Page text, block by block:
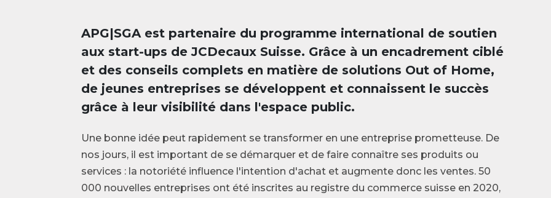
APG|SGA est partenaire du programme international de soutien
aux start-ups de JCDecaux Suisse. Grâce à un encadrement ciblé
et des conseils complets en matière de solutions Out of Home,
de jeunes entreprises se développent et connaissent le succès
grâce à leur visibilité dans l'espace public.
Une bonne idée peut rapidement se transformer en une entreprise prometteuse. De
nos jours, il est important de se démarquer et de faire connaître ses produits ou
services : la notoriété influence l'intention d'achat et augmente donc les ventes. 50
000 nouvelles entreprises ont été inscrites au registre du commerce suisse en 2020,